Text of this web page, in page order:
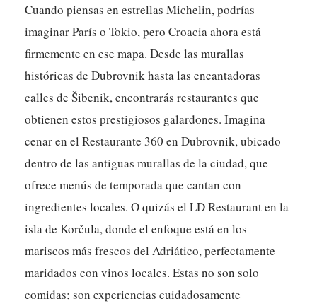
Cuando piensas en estrellas Michelin, podrías
imaginar París o Tokio, pero Croacia ahora está
firmemente en ese mapa. Desde las murallas
históricas de Dubrovnik hasta las encantadoras
calles de Šibenik, encontrarás restaurantes que
obtienen estos prestigiosos galardones. Imagina
cenar en el Restaurante 360 en Dubrovnik, ubicado
dentro de las antiguas murallas de la ciudad, que
ofrece menús de temporada que cantan con
ingredientes locales. O quizás el LD Restaurant en la
isla de Korčula, donde el enfoque está en los
mariscos más frescos del Adriático, perfectamente
maridados con vinos locales. Estas no son solo
comidas; son experiencias cuidadosamente